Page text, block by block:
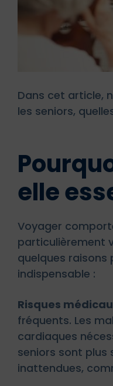
Dans cet article,
les seniors,
elle
Voyager
particulièrement
quelques raisons
indispensable :
Risques
fréquents. Les
cardiaques
seniors sont plus
inattendues,